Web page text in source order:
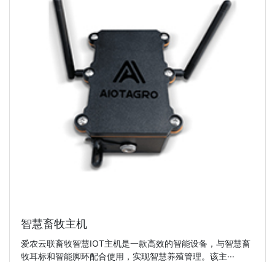
智慧畜牧主机
爱农云联畜牧智慧IOT主机是一款高效的智能设备，与智慧畜
牧耳标和智能脚环配合使用，实现智慧养殖管理。该主···